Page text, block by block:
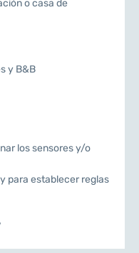
o casa de
y B&B
los sensores y/o
para establecer reglas